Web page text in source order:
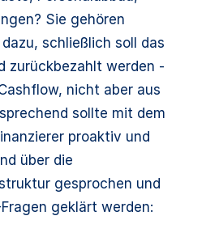
Sie gehören
schließlich soll das
zurückbezahlt werden -
nicht aber aus
sollte mit dem
proaktiv und
über die
gesprochen und
geklärt werden: